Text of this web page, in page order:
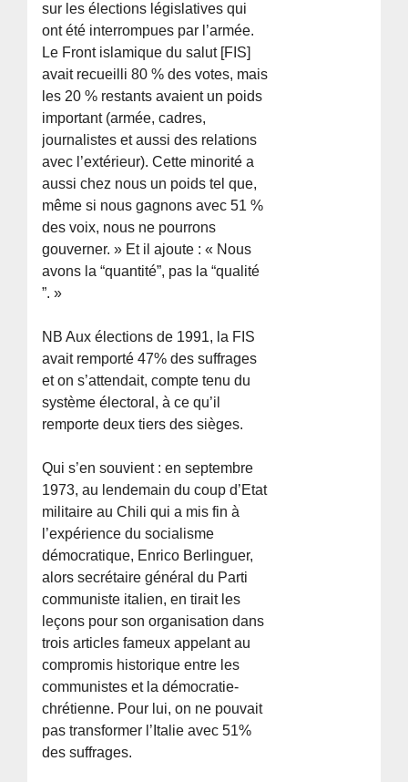
sur les élections législatives qui
ont été interrompues par l’armée.
Le Front islamique du salut [FIS]
avait recueilli 80 % des votes, mais
les 20 % restants avaient un poids
important (armée, cadres,
journalistes et aussi des relations
avec l’extérieur). Cette minorité a
aussi chez nous un poids tel que,
même si nous gagnons avec 51 %
des voix, nous ne pourrons
gouverner. » Et il ajoute : « Nous
avons la “quantité”, pas la “qualité
”. »
NB Aux élections de 1991, la FIS
avait remporté 47% des suffrages
et on s’attendait, compte tenu du
système électoral, à ce qu’il
remporte deux tiers des sièges.
Qui s’en souvient : en septembre
1973, au lendemain du coup d’Etat
militaire au Chili qui a mis fin à
l’expérience du socialisme
démocratique, Enrico Berlinguer,
alors secrétaire général du Parti
communiste italien, en tirait les
leçons pour son organisation dans
trois articles fameux appelant au
compromis historique entre les
communistes et la démocratie-
chrétienne. Pour lui, on ne pouvait
pas transformer l’Italie avec 51%
des suffrages.